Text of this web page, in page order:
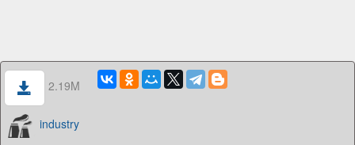
2.19M
industry